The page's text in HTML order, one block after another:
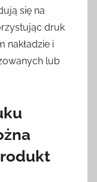
się na
druk
nakładzie i
lub